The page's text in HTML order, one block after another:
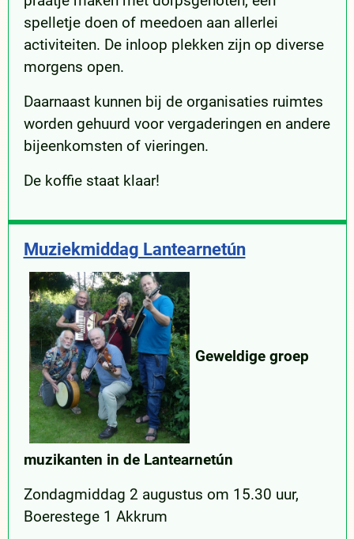
spelletje doen of meedoen aan allerlei
activiteiten. De inloop plekken zijn op diverse
morgens open.
Daarnaast kunnen bij de organisaties ruimtes
worden gehuurd voor vergaderingen en andere
bijeenkomsten of vieringen.
De koffie staat klaar!
Muziekmiddag Lantearnetún
Geweldige groep
muzikanten in de Lantearnetún
Zondagmiddag 2 augustus om 15.30 uur,
Boerestege 1 Akkrum